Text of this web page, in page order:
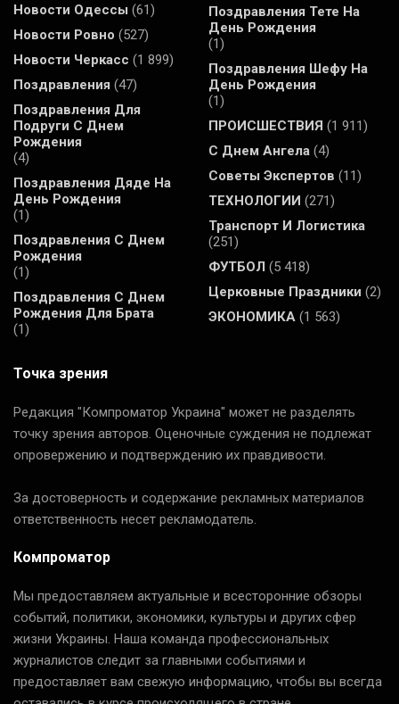
Новости Одессы (61)
Новости Ровно (527)
Новости Черкасс (1 899)
Поздравления (47)
Поздравления Для
Подруги С Днем
Рождения
(4)
Поздравления Дяде На
День Рождения
(1)
Поздравления С Днем
Рождения
(1)
Поздравления С Днем
Рождения Для Брата
(1)
Поздравления Тете На
День Рождения
(1)
Поздравления Шефу На
День Рождения
(1)
ПРОИСШЕСТВИЯ (1 911)
С Днем Ангела (4)
Советы Экспертов (11)
ТЕХНОЛОГИИ (271)
Транспорт И Логистика
(251)
ФУТБОЛ (5 418)
Церковные Праздники (2)
ЭКОНОМИКА (1 563)
Точка зрения
Редакция "Компроматор Украина" может не разделять
точку зрения авторов. Оценочные суждения не подлежат
опровержению и подтверждению их правдивости.
За достоверность и содержание рекламных материалов
ответственность несет рекламодатель.
Компроматор
Мы предоставляем актуальные и всесторонние обзоры
событий, политики, экономики, культуры и других сфер
жизни Украины. Наша команда профессиональных
журналистов следит за главными событиями и
предоставляет вам свежую информацию, чтобы вы всегда